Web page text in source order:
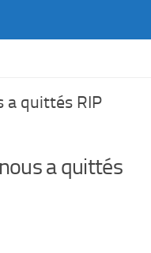
a quittés RIP
a quittés